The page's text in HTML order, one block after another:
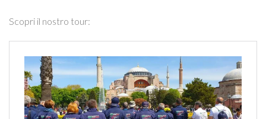
Scopri il nostro tour: